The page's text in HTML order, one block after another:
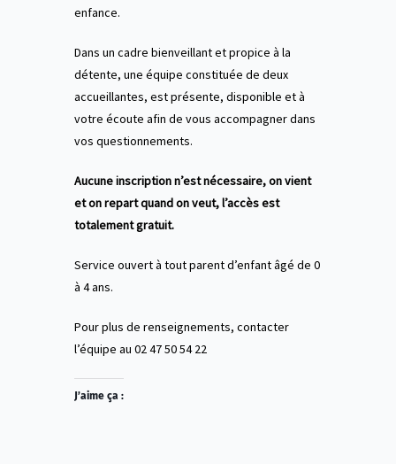
enfance.
Dans un cadre bienveillant et propice à la
détente, une équipe constituée de deux
accueillantes, est présente, disponible et à
votre écoute afin de vous accompagner dans
vos questionnements.
Aucune inscription n’est nécessaire, on vient
et on repart quand on veut, l’accès est
totalement gratuit.
Service ouvert à tout parent d’enfant âgé de 0
à 4 ans.
Pour plus de renseignements, contacter
l’équipe au 02 47 50 54 22
J’aime ça :